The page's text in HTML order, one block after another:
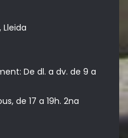
Lleida
De dl. a dv. de 9 a
de 17 a 19h. 2na